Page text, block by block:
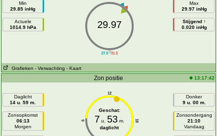
Min
29.85 inHg
Actuele
1014.9 hPa
||
27.5 31.5
29.97
Max
29.97 inHg
Stijgend ↑
0.020 inHg
Grafieken - Verwachting - Kaart
Zon positie 13:17:42
Daglicht
14 u. 59 m.
Zonsopkomst
06:13
Morgen
12
6 18
Geschat:
7 u. 53m.
daglicht
Donker
9 u. 00 m.
Zonsondergang
21:10
Vandaag